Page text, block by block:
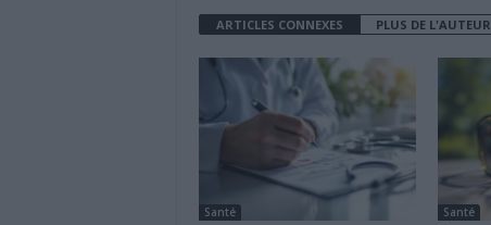
ARTICLES CONNEXES PLUS DE L'AUTEUR
Santé Santé